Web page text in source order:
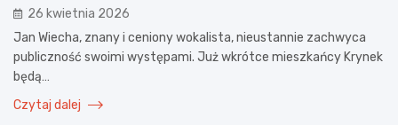
26 kwietnia 2026
Jan Wiecha, znany i ceniony wokalista, nieustannie zachwyca
publiczność swoimi występami. Już wkrótce mieszkańcy Krynek
będą…
Czytaj dalej